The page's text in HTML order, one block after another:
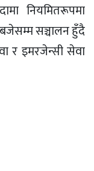
नियमितरूपमा
सञ्चालन हुँदै
र इमरजेन्सी सेवा